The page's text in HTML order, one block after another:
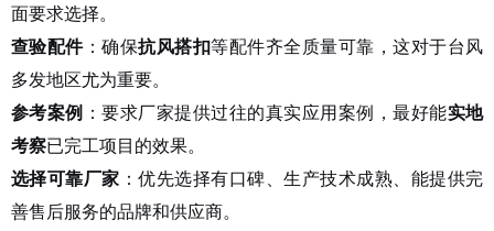
面要求选择。
查验配件：确保抗风搭扣等配件齐全质量可靠，这对于台风
多发地区尤为重要。
参考案例 ：要求厂家提供过往的真实应用案例，最好能实地
考察已完工项目的效果。
选择可靠厂家 ：优先选择有口碑、生产技术成熟、能提供完
善售后服务的品牌和供应商。